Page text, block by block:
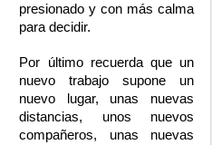
presionado y con más calma
para decidir.
Por último recuerda que un
nuevo trabajo supone un
nuevo lugar, unas nuevas
distancias, unos nuevos
compañeros, unas nuevas